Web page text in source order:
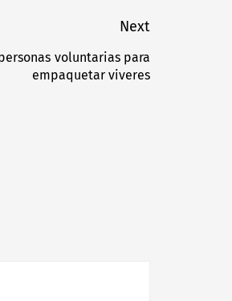
Next
post:
voluntarias para
empaquetar viveres